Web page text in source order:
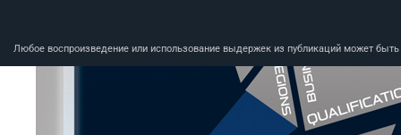
Любое воспроизведение или использование выдержек из публикаций может